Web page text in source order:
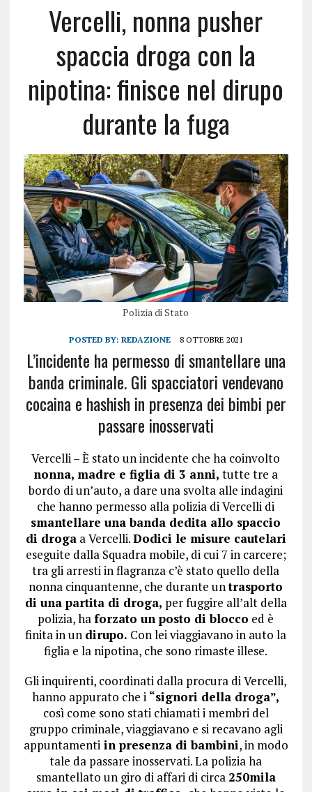
Vercelli, nonna pusher
spaccia droga con la
nipotina: finisce nel dirupo
durante la fuga
Polizia di Stato
POSTED BY: REDAZIONE 8 OTTOBRE 2021
L’incidente ha permesso di smantellare una
banda criminale. Gli spacciatori vendevano
cocaina e hashish in presenza dei bimbi per
passare inosservati
Vercelli – È stato un incidente che ha coinvolto
nonna, madre e figlia di 3 anni, tutte tre a
bordo di un’auto, a dare una svolta alle indagini
che hanno permesso alla polizia di Vercelli di
smantellare una banda dedita allo spaccio
di drogaa Vercelli.Dodici le misure cautelari
eseguite dalla Squadra mobile, di cui 7 in carcere;
tra gli arresti in flagranza c’è stato quello della
nonna cinquantenne, che durante untrasporto
di una partita di droga, per fuggire all’alt della
polizia, haforzato un posto di blocco ed è
finita in un dirupo. Con lei viaggiavano in auto la
figlia e la nipotina, che sono rimaste illese.
Gli inquirenti, coordinati dalla procura di Vercelli,
hanno appurato che i “signori della droga”,
così come sono stati chiamati i membri del
gruppo criminale, viaggiavano e si recavano agli
appuntamentiin presenza di bambini, in modo
tale da passare inosservati. La polizia ha
smantellato un giro di affari di circa 250mila